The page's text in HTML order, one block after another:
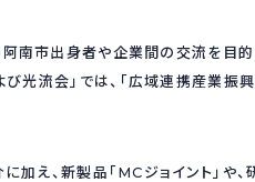
南市出身者や企業間の交流を目的
光流会」では、「広域連携産業振
加え、新製品「MCジョイント」や